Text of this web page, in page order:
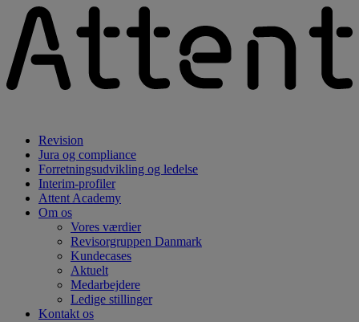
Revision
Jura og compliance
Forretningsudvikling og ledelse
Interim-profiler
Attent Academy
Om os
Vores værdier
Revisorgruppen Danmark
Kundecases
Aktuelt
Medarbejdere
Ledige stillinger
Kontakt os